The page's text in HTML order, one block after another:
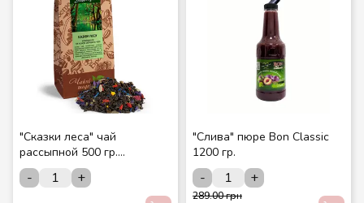
"Сказки леса" чай
рассыпной 500 гр.
Композиция на основе
зелёного чая ТМ Чайные
-
+
"Слива" пюре Bon Classic
1200 гр.
- +
289.00 грн